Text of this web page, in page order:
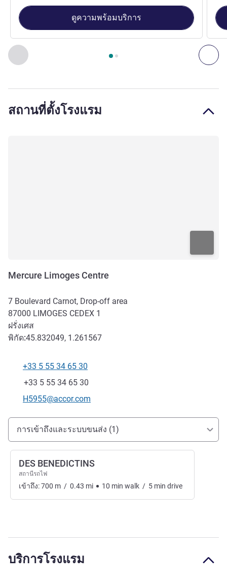
ก่อนหน้า - ห้องพัก ถั
หน้า1 , ห้องพัก 1 : Classic Room - 1 double bed , ห้อง
ดูความพร้อมบริการ
สถานที่ตั้งโรงแรม
Mercure Limoges Centre
7 Boulevard Carnot, Drop-off area
87000 LIMOGES CEDEX 1
ฝรั่งเศส
พิกัด:45.832049, 1.261567
โทรศัพท์
+33 5 55 34 65 30
แฟกซ์
+33 5 55 34 65 30
อีเมลติดต่อ
H5955@accor.com
การเข้าถึงและการเดินทาง
การเข้าถึงและระบบขนส่ง (1)
DES BENEDICTINS
สถานีรถไฟ
เข้าถึง:700 m / 0.43 mi 10 min walk / 5 min drive
บริการโรงแรม